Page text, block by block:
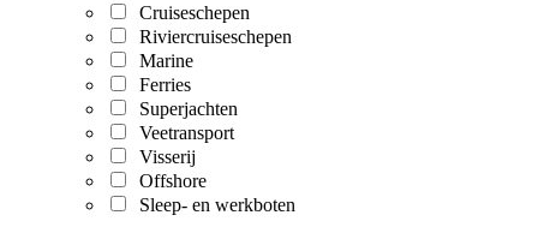
Cruiseschepen
Riviercruiseschepen
Marine
Ferries
Superjachten
Veetransport
Visserij
Offshore
Sleep- en werkboten